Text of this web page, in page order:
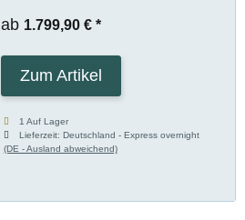
ab 1.799,90 € *
Zum Artikel
1 Auf Lager
Lieferzeit:Deutschland - Express overnight
(DE - Ausland abweichend)